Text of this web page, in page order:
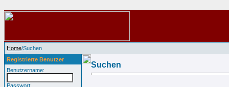
Home/Suchen
Registrierte Benutzer
Benutzername:
Passwort:
Suchen